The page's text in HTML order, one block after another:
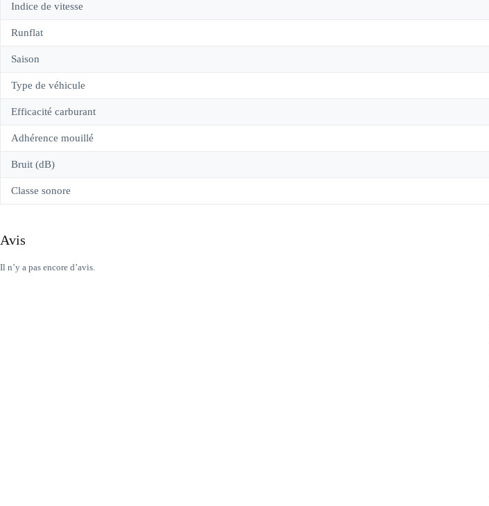
Indice de vitesse
Runflat
Saison
Type de véhicule
Efficacité carburant
Adhérence mouillé
Bruit (dB)
Classe sonore
Avis
Il n’y a pas encore d’avis.